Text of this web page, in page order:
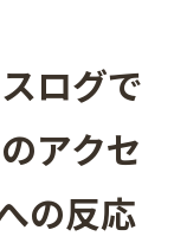
ログで
アクセ
の反応